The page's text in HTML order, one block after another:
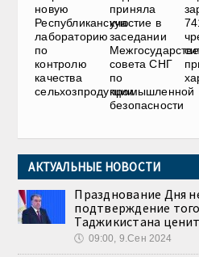
новую
Республиканскую
лабораторию
по
контролю
качества
сельхозпродукции
приняла
участие в
заседании
совета СНГ
по
промышленной
безопасности
АКТУАЛЬНЫЕ НОВОСТИ
Празднование Дня
подтверждение
Таджикистана
🕔 09:00, 9.Сен 2024